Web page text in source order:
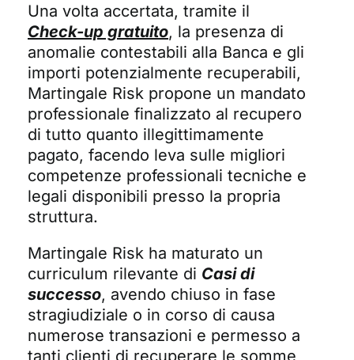
Una volta accertata, tramite il
Check-up gratuito, la presenza di
anomalie contestabili alla Banca e gli
importi potenzialmente recuperabili,
Martingale Risk propone un mandato
professionale finalizzato al recupero
di tutto quanto illegittimamente
pagato, facendo leva sulle migliori
competenze professionali tecniche e
legali disponibili presso la propria
struttura.
Martingale Risk ha maturato un
curriculum rilevante di Casi di
successo, avendo chiuso in fase
stragiudiziale o in corso di causa
numerose transazioni e permesso a
tanti clienti di recuperare le somme